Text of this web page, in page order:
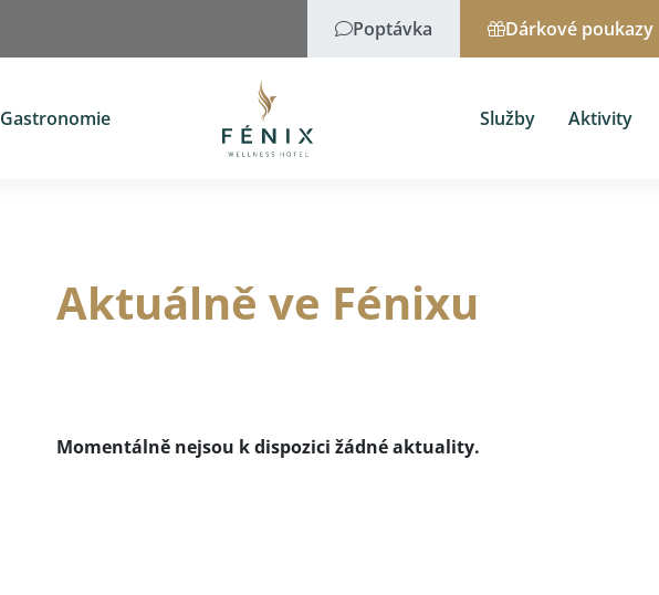
Poptávka Dárkové poukazy
Gastronomie Služby Aktivity
Aktuálně ve Fénixu
Momentálně nejsou k dispozici žádné aktuality.